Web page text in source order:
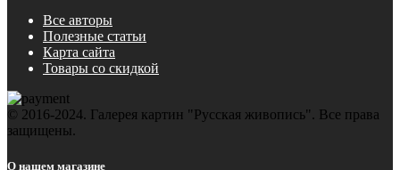
Все авторы
Полезные статьи
Карта сайта
Товары со скидкой
© 2016-2024. Галерея картин "Русская живопись". Все права
защищены.
О нашем магазине